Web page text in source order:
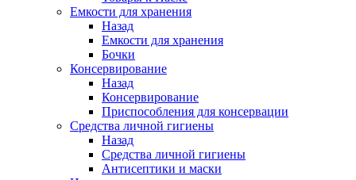
Емкости для хранения
Назад
Емкости для хранения
Бочки
Консервирование
Назад
Консервирование
Приспособления для консервации
Средства личной гигиены
Назад
Средства личной гигиены
Антисептики и маски